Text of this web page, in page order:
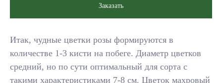
Заказать
Итак, чудные цветки розы формируются в
количестве 1-3 кисти на побеге. Диаметр цветков
средний, но по сути оптимальный для сорта с
такими характеристиками 7-8 см. Цветок махровый